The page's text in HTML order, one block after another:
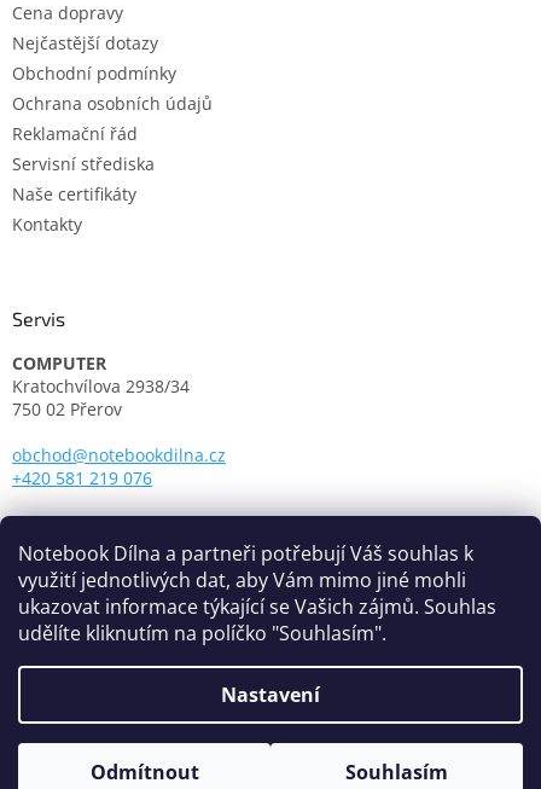
Notebook Dílna a partneři potřebují Váš souhlas k
využití jednotlivých dat, aby Vám mimo jiné mohli
ukazovat informace týkající se Vašich zájmů. Souhlas
udělíte kliknutím na políčko "Souhlasím".
Nastavení
Odmítnout Souhlasím
Cena dopravy
Nejčastější dotazy
Obchodní podmínky
Ochrana osobních údajů
Reklamační řád
Servisní střediska
Naše certifikáty
Kontakty
Servis
COMPUTER
Kratochvílova 2938/34
750 02 Přerov
obchod@notebookdilna.cz
+420 581 219 076
Pondělí - Pátek: 9.00 - 17.00
Vytvořil Shoptet
Copyright 2026Notebook Dílna . Všechna práva vyhrazena.